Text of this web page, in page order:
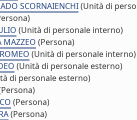
SCORNAIENCHI(Unità di
(Unità di personale interno)
MAZZEO (Persona)
(Unità di personale interno)
(Unità di personale esterno)
di personale esterno)
(Persona)
(Persona)